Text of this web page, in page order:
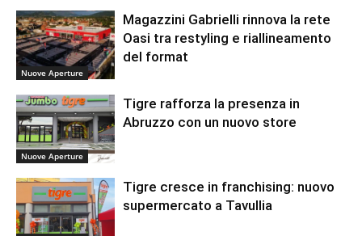
Nuove Aperture
Magazzini Gabrielli rinnova la rete
Oasi tra restyling e riallineamento
del format
Nuove Aperture
Tigre rafforza la presenza in
Abruzzo con un nuovo store
Tigre cresce in franchising: nuovo
supermercato a Tavullia